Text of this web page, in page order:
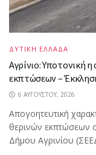
ΔΥΤΙΚΗ ΕΛΛΑΔΑ
Αγρίνιο: Υποτονική
εκπτώσεων –
6 ΑΥΓΟΎΣΤΟΥ, 2026
Απογοητευτική
θερινών εκπτώσεων
Δήμου Αγρινίου